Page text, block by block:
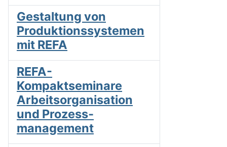
Gestaltung von
Produktionssystemen
mit REFA
REFA-
Kompaktseminare
Arbeitsorganisation
und Prozess­
management